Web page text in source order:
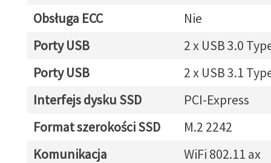
Obsługa ECC
Nie
Porty USB
2 x USB 3.0
Porty USB
2 x USB 3.1
Interfejs dysku SSD
PCI-Express
Format szerokości SSD
M.2 2242
Komunikacja
WiFi 802.11 ax